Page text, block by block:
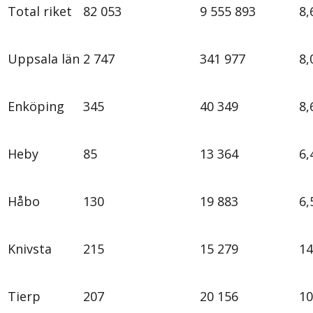
Total riket 82 053 9 555 893
Uppsala län 2 747 341 977
Enköping 345 40 349
Heby 85 13 364
Håbo 130 19 883
Knivsta 215 15 279
Tierp 207 20 156